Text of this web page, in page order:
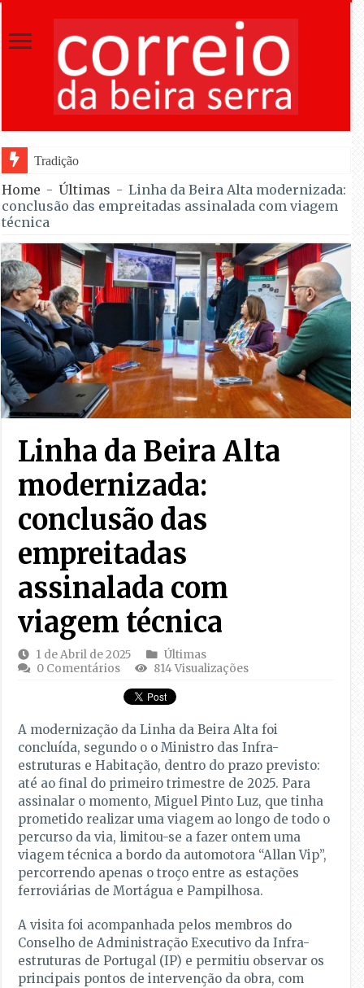
Tradição do “Solteiros vs Casados” regr
Home - Últimas - Linha da Beira Alta modernizada:
conclusão das empreitadas assinalada com viagem
técnica
Linha da Beira Alta
modernizada:
conclusão das
empreitadas
assinalada com
viagem técnica
1 de Abril de 2025
Últimas
0 Comentários
814 Visualizações
A modernização da Linha da Beira Alta foi
concluída, segundo o o Ministro das Infra-
estruturas e Habitação, dentro do prazo previsto:
até ao final do primeiro trimestre de 2025. Para
assinalar o momento, Miguel Pinto Luz, que tinha
prometido realizar uma viagem ao longo de todo o
percurso da via, limitou-se a fazer ontem uma
viagem técnica a bordo da automotora “Allan Vip”,
percorrendo apenas o troço entre as estações
ferroviárias de Mortágua e Pampilhosa.
A visita foi acompanhada pelos membros do
Conselho de Administração Executivo da Infra-
estruturas de Portugal (IP) e permitiu observar os
principais pontos de intervenção da obra, com